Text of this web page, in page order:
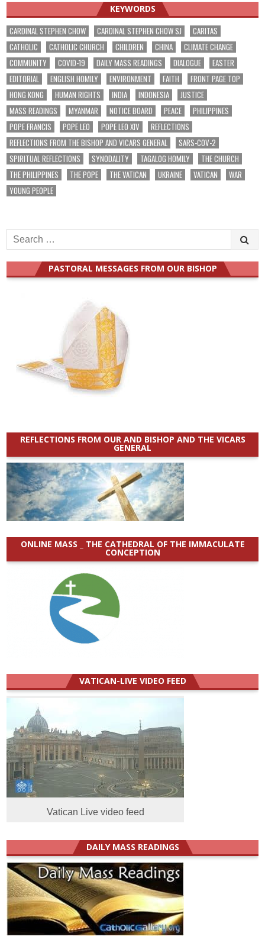
KEYWORDS
CARDINAL STEPHEN CHOW CARDINAL STEPHEN CHOW SJ
CARITAS
CATHOLIC
CATHOLIC CHURCH CHILDREN CHINA
CLIMATE CHANGE
COMMUNITY
COVID-19 DAILY MASS READINGS DIALOGUE
EASTER
EDITORIAL
ENGLISH HOMILY ENVIRONMENT FAITH
FRONT PAGE TOP
HONG KONG
HUMAN RIGHTS INDIA INDONESIA
JUSTICE
MASS READINGS
MYANMAR NOTICE BOARD PEACE
PHILIPPINES
POPE FRANCIS
POPE LEO POPE LEO XIV
REFLECTIONS
REFLECTIONS FROM THE BISHOP AND VICARS GENERAL
SARS-COV-2
SPIRITUAL REFLECTIONS
SYNODALITY TAGALOG HOMILY
THE CHURCH
THE PHILIPPINES
THE POPE THE VATICAN UKRAINE VATICAN
WAR
YOUNG PEOPLE
Search
for:
PASTORAL MESSAGES FROM OUR BISHOP
REFLECTIONS FROM OUR AND BISHOP AND THE VICARS
GENERAL
ONLINE MASS _ THE CATHEDRAL OF THE IMMACULATE
CONCEPTION
VATICAN-LIVE VIDEO FEED
Vatican Live video feed
DAILY MASS READINGS